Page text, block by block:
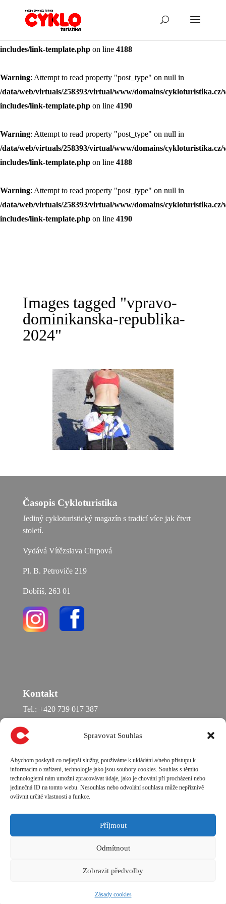
Spravovat Souhlas
Abychom poskytli co nejlepší služby, používáme k ukládání a/nebo přístupu k
informacím o zařízení, technologie jako jsou soubory cookies. Souhlas s těmito
technologiemi nám umožní zpracovávat údaje, jako je chování při procházení nebo
jedinečná ID na tomto webu. Nesouhlas nebo odvolání souhlasu může nepříznivě
ovlivnit určité vlastnosti a funkce.
Příjmout
Odmítnout
Zobrazit předvolby
Zásady cookies
Warning: Attempt to read property "post_type" on null in
includes/link-template.php on line 4188
Warning: Attempt to read property "post_type" on null in
/data/web/virtuals/258393/virtual/www/domains/cykloturistika.cz/
includes/link-template.php on line 4190
Warning: Attempt to read property "post_type" on null in
/data/web/virtuals/258393/virtual/www/domains/cykloturistika.cz/
includes/link-template.php on line 4188
Warning: Attempt to read property "post_type" on null in
/data/web/virtuals/258393/virtual/www/domains/cykloturistika.cz/
includes/link-template.php on line 4190
Images tagged "vpravo-
dominikanska-republika-
2024"
Časopis Cykloturistika
Jediný cykloturistický magazín s tradicí více jak čtvrt
století.
Vydává Vítězslava Chrpová
Pl. B. Petroviče 219
Dobříš, 263 01
Kontakt
Tel.: +420 739 017 387
e-mail: chrpova@chrpova.cz
DIČ: CZ685701140
ŽR: Městský úřad Dobříš,
Elegant Themes| Používá